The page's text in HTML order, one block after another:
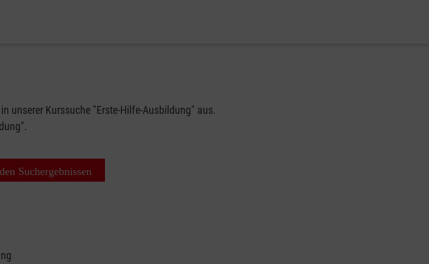
unserer Kurssuche "Erste-Hilfe-Ausbildung" aus.
Suchergebnissen